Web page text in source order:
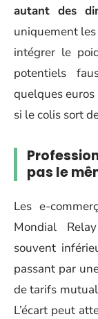
autant des
uniquement
intégrer le
potentiels
quelques euros
si le colis sort
pas le
Les e-
Mondial
souvent
passant par
de tarifs
L’écart peut